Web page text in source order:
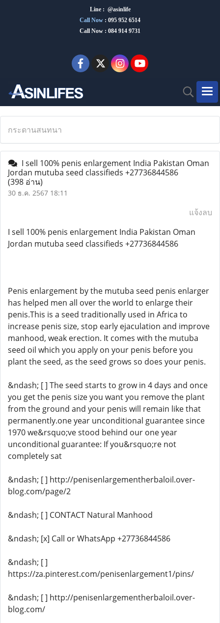
Line : @asinlife
Call Now : 095 952 6514
Call Now : 084 914 9731
กระดานสนทนา
I sell 100% penis enlargement India Pakistan Oman
Jordan mutuba seed classifieds +27736844586
(398 อ่าน)
30 ธ.ค. 2567 18:11
แจ้งลบ
I sell 100% penis enlargement India Pakistan Oman
Jordan mutuba seed classifieds +27736844586
Penis enlargement by the mutuba seed penis enlarger
has helped men all over the world to enlarge their
penis.This is a seed traditionally used in Africa to
increase penis size, stop early ejaculation and improve
manhood, weak erection. It comes with the mutuba
seed oil which you apply on your penis before you
plant the seed, as the seed grows so does your penis.
&ndash; [ ] The seed starts to grow in 4 days and once
you get the penis size you want you remove the plant
from the ground and your penis will remain like that
permanently.one year unconditional guarantee since
1970 we&rsquo;ve stood behind our one year
unconditional guarantee: If you&rsquo;re not
completely sat
&ndash; [ ] http://penisenlargementherbaloil.over-
blog.com/page/2
&ndash; [ ] CONTACT Natural Manhood
&ndash; [x] Call or WhatsApp +27736844586
&ndash; [ ]
https://za.pinterest.com/penisenlargement1/pins/
&ndash; [ ] http://penisenlargementherbaloil.over-
blog.com/